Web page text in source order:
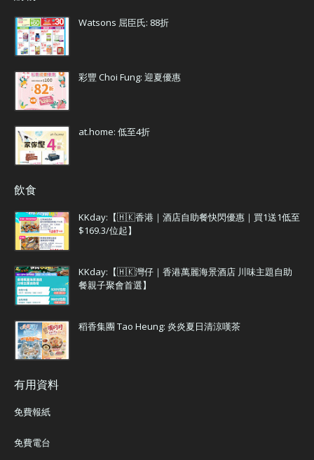
Watsons 屈臣氏: 88折
彩豐 Choi Fung: 迎夏優惠
at.home: 低至4折
飲食
KKday:【🇭🇰香港｜酒店自助餐快閃優惠｜買1送1低至
$169.3/位起】
KKday:【🇭🇰灣仔｜香港萬麗海景酒店 川味主題自助
餐親子聚會首選】
稻香集團 Tao Heung: 炎炎夏日清涼嘆茶
有用資料
免費報紙
免費電台